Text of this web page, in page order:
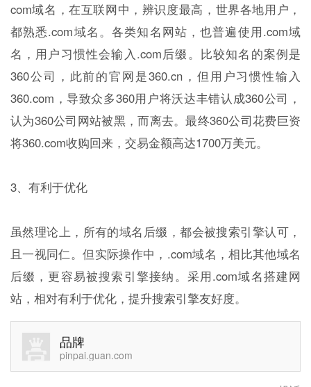
com域名，在互联网中，辨识度最高，世界各地用户，
都熟悉.com域名。各类知名网站，也普遍使用.com域
名，用户习惯性会输入.com后缀。比较知名的案例是
360公司，此前的官网是360.cn，但用户习惯性输入
360.com，导致众多360用户将沃达丰错认成360公司，
认为360公司网站被黑，而离去。最终360公司花费巨资
将360.com收购回来，交易金额高达1700万美元。
3、有利于优化
虽然理论上，所有的域名后缀，都会被搜索引擎认可，
且一视同仁。但实际操作中，.com域名，相比其他域名
后缀，更容易被搜索引擎接纳。采用.com域名搭建网
站，相对有利于优化，提升搜索引擎友好度。
品牌
pinpai.guan.com